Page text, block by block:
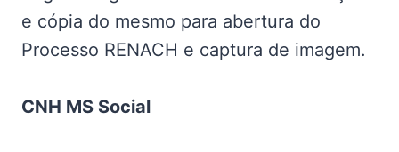
e cópia do mesmo para abertura do
Processo RENACH e captura de imagem.
CNH MS Social